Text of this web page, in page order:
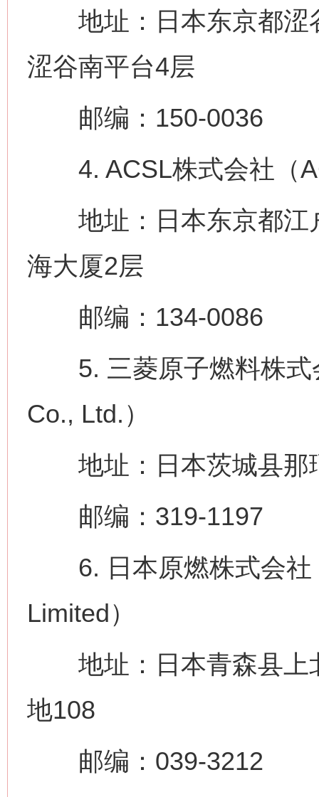
地址：日本东京都涩
涩谷南平台4层
邮编：150-0036
4. ACSL株式会社（
地址：日本东京都江
海大厦2层
邮编：134-0086
5. 三菱原子燃料株式
Co., Ltd.）
地址：日本茨城县那
邮编：319-1197
6. 日本原燃株式会社
Limited）
地址：日本青森县上
地108
邮编：039-3212